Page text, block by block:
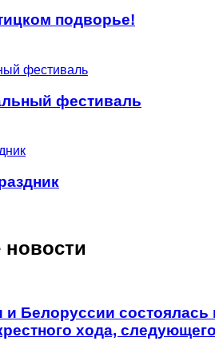
подворье!
фестиваль
и Белоруссии
хода,